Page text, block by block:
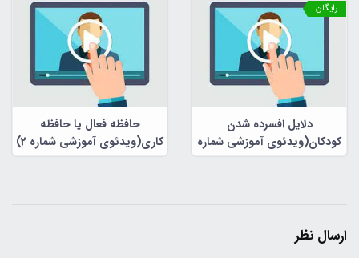
رایگان
دلایل افسرده شدن
کودکان(ویدئوی آموزشی شماره
3)
حافظه فعال یا حافظه
کاری(ویدئوی آموزشی شماره 2)
ارسال نظر